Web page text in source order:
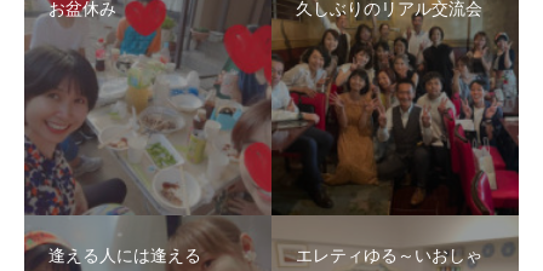
お盆休み 久しぶりのリアル交流会
逢える人には逢える
エレティゆる～いおしゃ